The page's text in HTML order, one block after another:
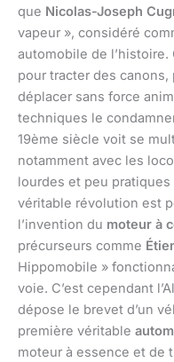
que Nicolas-Joseph
vapeur », considéré
automobile de
pour tracter des
déplacer sans force
techniques le
19ème siècle voit se
notamment avec les
lourdes et peu
véritable révolution est
l’invention du moteur à
précurseurs comme
Hippomobile »
voie. C’est cependant
dépose le brevet d’un
première véritable
moteur à essence et de